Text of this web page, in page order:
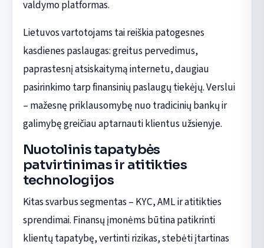
valdymo platformas.
Lietuvos vartotojams tai reiškia patogesnes
kasdienes paslaugas: greitus pervedimus,
paprastesnį atsiskaitymą internetu, daugiau
pasirinkimo tarp finansinių paslaugų tiekėjų. Verslui
– mažesnę priklausomybę nuo tradicinių bankų ir
galimybę greičiau aptarnauti klientus užsienyje.
Nuotolinis tapatybės
patvirtinimas ir atitikties
technologijos
Kitas svarbus segmentas – KYC, AML ir atitikties
sprendimai. Finansų įmonėms būtina patikrinti
klientų tapatybę, vertinti rizikas, stebėti įtartinas